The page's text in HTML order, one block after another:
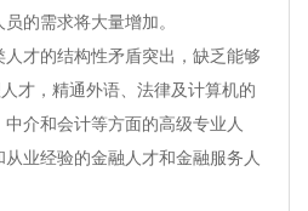
的需求将大量增加。
才的结构性矛盾突出，缺乏能够
才，精通外语、法律及计算机的
介和会计等方面的高级专业人
业经验的金融人才和金融服务人